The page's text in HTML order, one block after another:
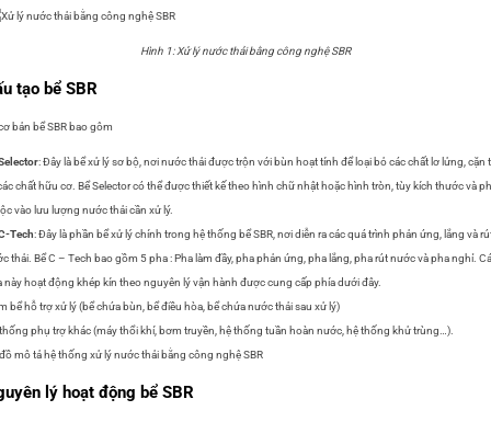
Hình 1: Xử lý nước thải bằng công nghệ SBR
tạo bể SBR
bản bể SBR bao gôm
: Đây là bể xử lý sơ bộ, nơi nước thải được trộn với bùn hoạt tính để loại bỏ các chất lơ lửng, cặn
chất hữu cơ. Bể Selector có thể được thiết kế theo hình chữ nhật hoặc hình tròn, tùy kích thước và
vào lưu lượng nước thải cần xử lý.
Tech: Đây là phần bể xử lý chính trong hệ thống bể SBR, nơi diễn ra các quá trình phản ứng, lắng và
thải. Bể C – Tech bao gồm 5 pha : Pha làm đầy, pha phản ứng, pha lắng, pha rút nước và pha nghỉ.
này hoạt động khép kín theo nguyên lý vận hành được cung cấp phía dưới đây.
bể hỗ trợ xử lý (bể chứa bùn, bể điều hòa, bể chứa nước thải sau xử lý)
phụ trợ khác (máy thổi khí, bơm truyền, hệ thống tuần hoàn nước, hệ thống khử trùng…).
mô tả hệ thống xử lý nước thải bằng công nghệ SBR
lý hoạt động bể SBR